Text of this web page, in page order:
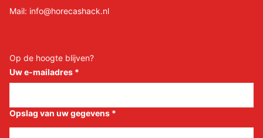
Mail: info@horecashack.nl
Op de hoogte blijven?
Uw e-mailadres *
Opslag van uw gegevens *